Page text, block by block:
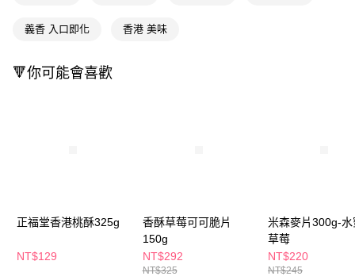
相關說明
便利好安心！
ATM／網路銀行／等多元方式進行付款，方視為交易完成。
※ 請注意：結帳手續完成當下不需立刻繳費，但若您需要取消訂單，請聯絡
購買商品的店家。未經商家同意取消之訂單仍視為有效，需透過AFTEE先享
後付繳納相關費用。
※ 交易是否成功請以「AFTEE先享後付 」之結帳頁面顯示為準，若有關於
萊爾富取貨付款
每筆NT$65，滿NT$490(含以上)免運費
義香 入口即化 香港 美味
🔻你可能會喜歡
正福堂香港桃酥325g
NT$129
香酥草莓可可脆片
150g
NT$292
NT$325
米森麥片300g-水
草莓
NT$220
NT$245